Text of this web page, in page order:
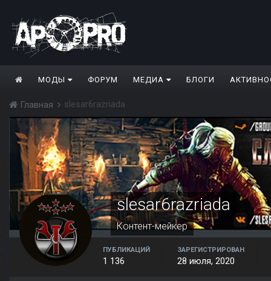
МОДЫ ФОРУМ МЕДИА БЛОГИ
Главная slesar6razriada
slesar6razriada
Контент-мейкер
ПУБЛИКАЦИЙ
1 136
ЗАРЕГИСТРИРОВАН
28 июля, 2020